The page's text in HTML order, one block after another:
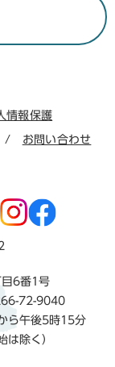
情報保護
お問い合わせ
6番1号
72-9040
ら午後5時15分
は除く）